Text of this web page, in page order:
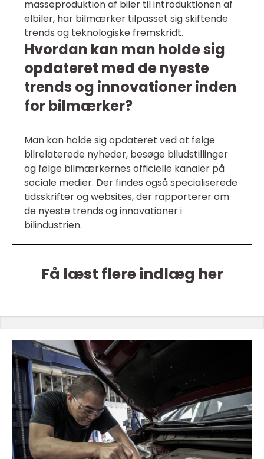
masseproduktion af biler til introduktionen af
elbiler, har bilmærker tilpasset sig skiftende
trends og teknologiske fremskridt.
Hvordan kan man holde sig
opdateret med de nyeste
trends og innovationer inden
for bilmærker?
Man kan holde sig opdateret ved at følge
bilrelaterede nyheder, besøge biludstillinger
og følge bilmærkernes officielle kanaler på
sociale medier. Der findes også specialiserede
tidsskrifter og websites, der rapporterer om
de nyeste trends og innovationer i
bilindustrien.
Få læst flere indlæg her